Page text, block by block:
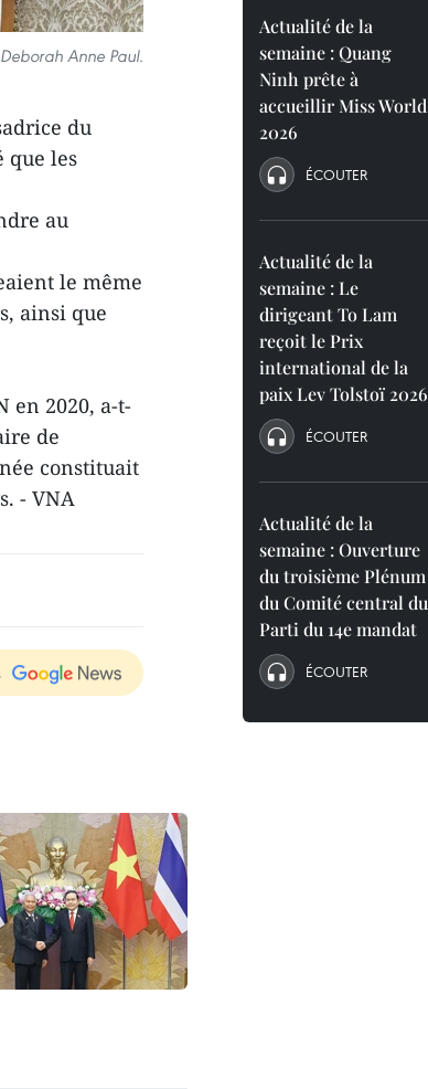
Anne Paul.
du
que les
au
le même
ainsi que
en 2020, a-t-
de
constituait
- VNA
Actualité de la
semaine : Quang
Ninh prête à
accueillir Miss World
2026
ÉCOUTER
Actualité de la
semaine : Le
dirigeant To Lam
reçoit le Prix
international de la
paix Lev Tolstoï 2026
ÉCOUTER
Actualité de la
semaine : Ouverture
du troisième Plénum
du Comité central du
Parti du 14e mandat
ÉCOUTER